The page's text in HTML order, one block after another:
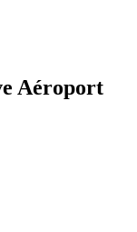
Aéroport